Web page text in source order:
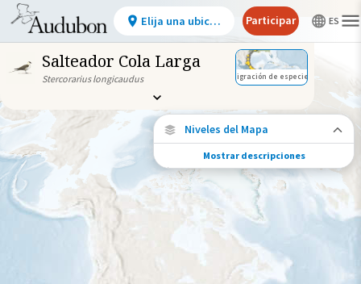
Salteador Cola Larga
Stercorarius longicaudus Migración de especies
Niveles del Mapa
Migración de especies
Vea dónde viaja esta especie durante todo
el año.
Ave monitoreada
individualmente (alta
precisión)
Ave monitoreada
Mostrar descripciones
Elija una ubicación Participar